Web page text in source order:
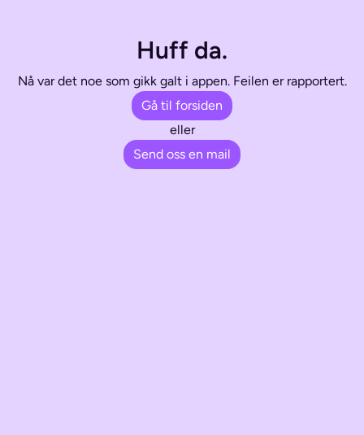
Huff da.
Nå var det noe som gikk galt i appen. Feilen er rapportert.
Gå til forsiden
eller
Send oss en mail